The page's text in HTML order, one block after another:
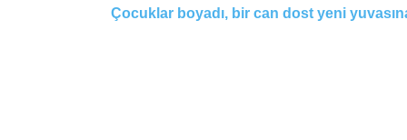
Çocuklar boyadı, bir can dost yeni